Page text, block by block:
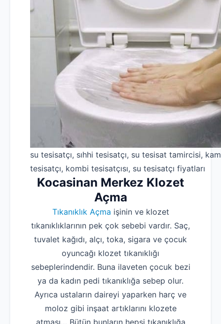
su tesisatçı, sıhhi tesisatçı, su tesisat tamircisi,
tesisatçı, kombi tesisatçısı, su tesisatçı fiyatları
Kocasinan Merkez Klozet
Açma
Tıkanıklık Açma işinin ve klozet
tıkanıklıklarının pek çok sebebi vardır. Saç,
tuvalet kağıdı, alçı, toka, sigara ve çocuk
oyuncağı klozet tıkanıklığı
sebeplerindendir. Buna ilaveten çocuk bezi
ya da kadın pedi tıkanıklığa sebep olur.
Ayrıca ustaların daireyi yaparken harç ve
moloz gibi inşaat artıklarını klozete
atması… Bütün bunların hepsi tıkanıklığa